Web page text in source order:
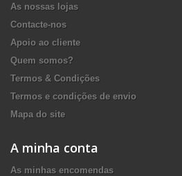
As nossas lojas
Contacte-nos
Apoio ao cliente
Quem somos?
Termos & Condições
Termos e condições de envio
Mapa do site
A minha conta
As minhas encomendas